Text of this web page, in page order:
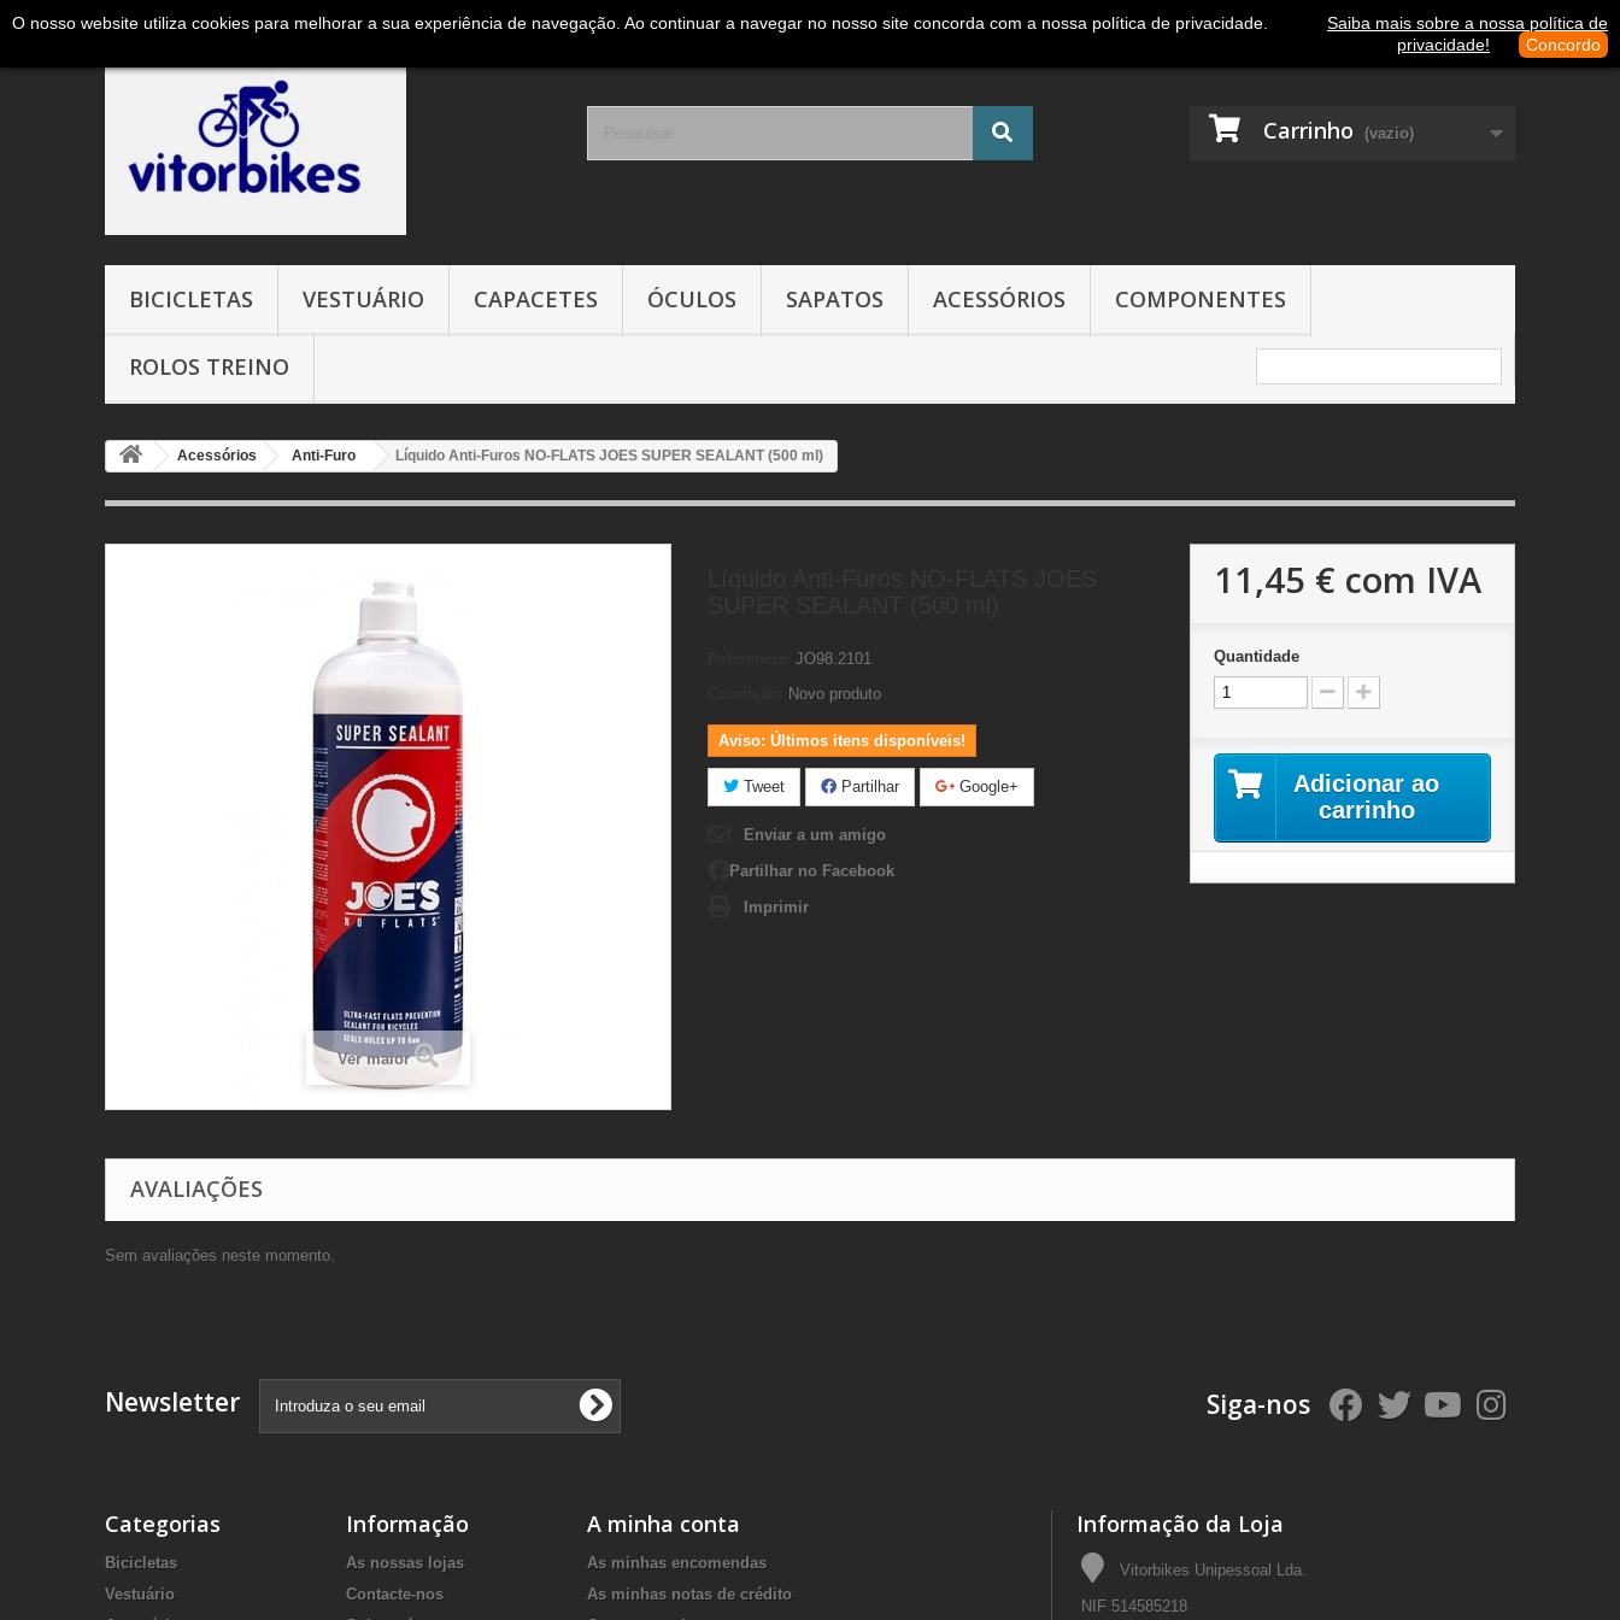
Entrar
Contacte-nos
Ligue-nos agora:+351 965327906 ( chamada para a rede móvel Nacional )
Carrinho (vazio)
BICICLETAS VESTUÁRIO CAPACETES ÓCULOS SAPATOS ACESSÓRIOS COMPONENTES
ROLOS TREINO
Acessórios Anti-Furo Líquido Anti-Furos NO-FLATS JOES SUPER SEALANT (500 ml)
Ver maior
JO98.2101
Novo produto
Aviso: Últimos itens disponíveis!
Tweet Partilhar Google+
Enviar a um amigo
Partilhar no Facebook
Imprimir
11,45 € com IVA
Quantidade
Adicionar ao
carrinho
AVALIAÇÕES
Sem avaliações neste momento.
Newsletter Siga-nos
Categorias
Bicicletas
Vestuário
Informação
As nossas lojas
Contacte-nos
A minha conta
As minhas encomendas
As minhas notas de crédito
Informação da Loja
Vitorbikes Unipessoal Lda.
NIF 514585218
O nosso website utiliza cookies para melhorar a sua experiência de navegação. Ao continuar a navegar no nosso site concorda com a nossa política de privacidade.
Saiba mais sobre a nossa política de
privacidade!
Concordo